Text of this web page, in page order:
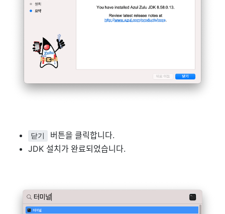
닫기
버튼을 클릭합니다.
JDK 설치가 완료되었습니다.